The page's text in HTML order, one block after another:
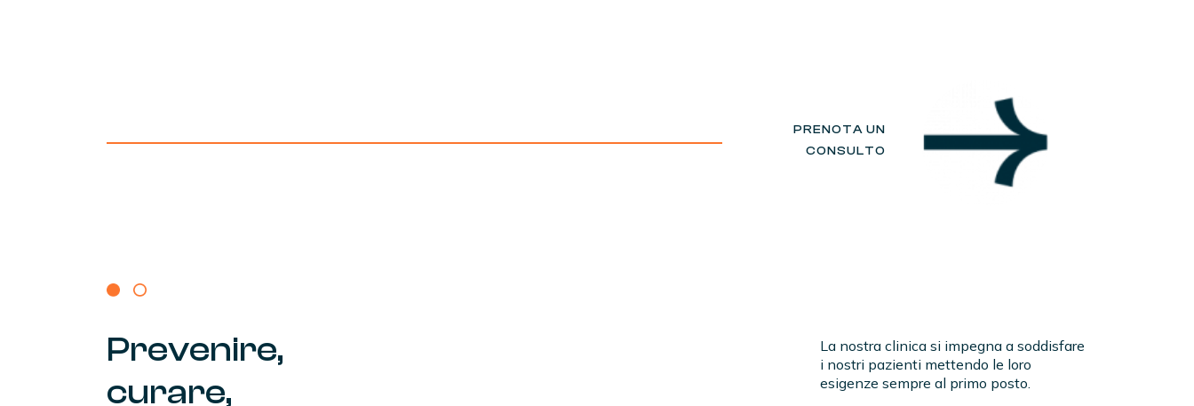
PRENOTA UN
CONSULTO
Prevenire,
curare,
La nostra clinica si impegna a soddisfare
i nostri pazienti mettendo le loro
esigenze sempre al primo posto.